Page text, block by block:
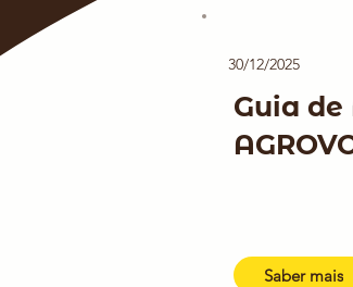
30/12/2025
Guia de
Saber mais